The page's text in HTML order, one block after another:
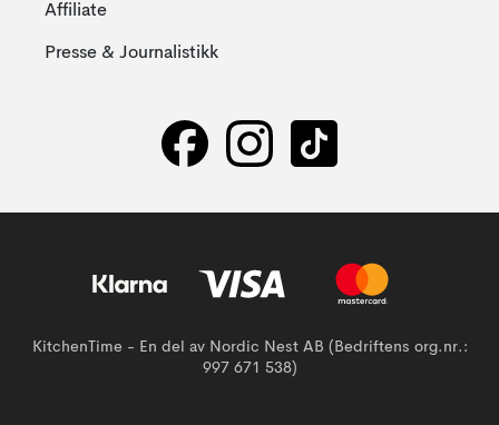
Affiliate
Presse & Journalistikk
KitchenTime - En del av Nordic Nest AB (Bedriftens org.nr.:
997 671 538)